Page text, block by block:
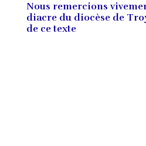
Nous remercions
diacre du diocèse de
de ce texte